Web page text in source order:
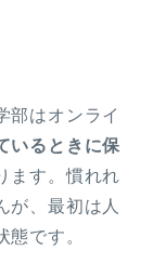
部はオンライ
いるときに保
ます。慣れれ
が、最初は人
です。